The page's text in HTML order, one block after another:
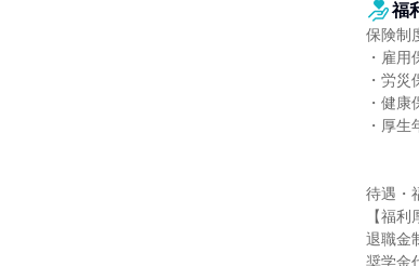
福
保険制
・雇用
・労災
・健康
・厚生
待遇・
【福利
退職金
奨学金